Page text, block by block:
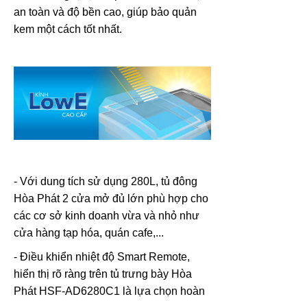
an toàn và độ bền cao, giúp bảo quản
kem một cách tốt nhất.
- Với dung tích sử dụng 280L, tủ đông
Hòa Phát 2 cửa mở đủ lớn phù hợp cho
các cơ sở kinh doanh vừa và nhỏ như
cửa hàng tạp hóa, quán cafe,...
- Điều khiển nhiệt độ Smart Remote,
hiển thị rõ ràng trên tủ trưng bày Hòa
Phát HSF-AD6280C1 là lựa chọn hoàn